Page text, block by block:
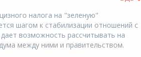
налога на "зеленую"
шагом к стабилизации отношений с
возможность рассчитывать на
между ними и правительством.